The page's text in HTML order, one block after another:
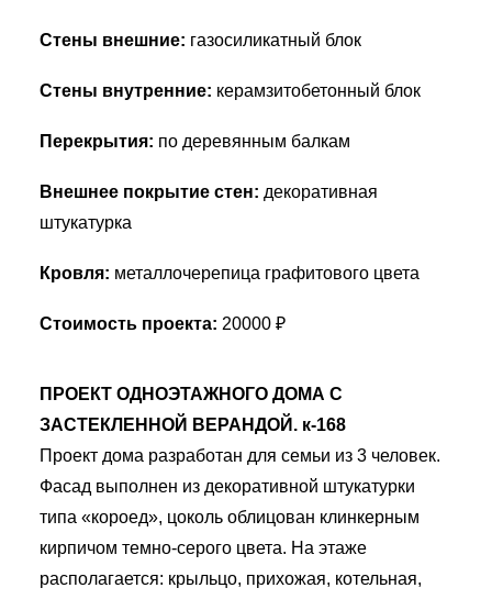
Стены внешние: газосиликатный блок
Стены внутренние: керамзитобетонный блок
Перекрытия: по деревянным балкам
Внешнее покрытие стен: декоративная
штукатурка
Кровля: металлочерепица графитового цвета
Стоимость проекта: 20000 ₽
ПРОЕКТ ОДНОЭТАЖНОГО ДОМА С
ЗАСТЕКЛЕННОЙ ВЕРАНДОЙ. к-168
Проект дома разработан для семьи из 3 человек.
Фасад выполнен из декоративной штукатурки
типа «короед», цоколь облицован клинкерным
кирпичом темно-серого цвета. На этаже
располагается: крыльцо, прихожая, котельная,